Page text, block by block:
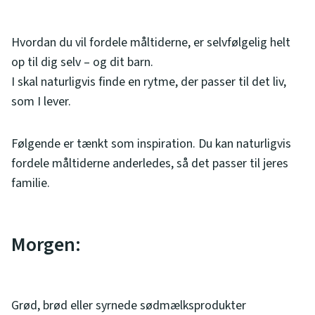
Hvordan du vil fordele måltiderne, er selvfølgelig helt
op til dig selv – og dit barn.
I skal naturligvis finde en rytme, der passer til det liv,
som I lever.
Følgende er tænkt som inspiration. Du kan naturligvis
fordele måltiderne anderledes, så det passer til jeres
familie.
Morgen:
Grød, brød eller syrnede sødmælksprodukter